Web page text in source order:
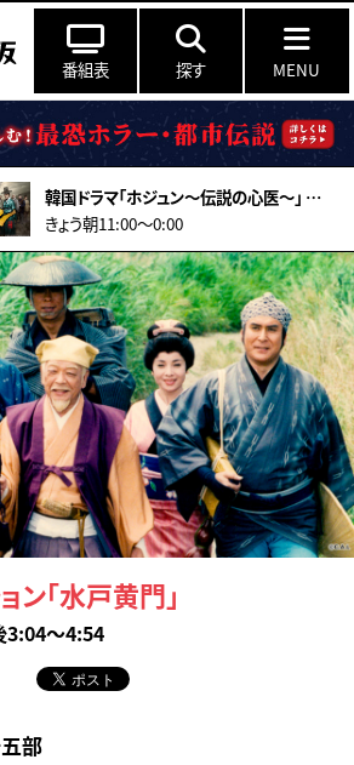
番組表 探す MENU
韓国ドラマ「ホジュン～伝説の心医～」 ＃27（字幕スーパー）
きょう朝11:00〜0:00
ン「水戸黄門」
3:04～4:54
部